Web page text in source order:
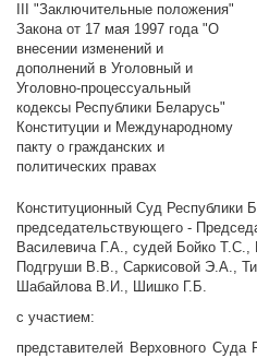
III "Заключительные положения"
Закона от 17 мая 1997 года "О
внесении изменений и
дополнений в Уголовный и
Уголовно-процессуальный
кодексы Республики Беларусь"
Конституции и Международному
пакту о гражданских и
политических правах
Конституционный Суд Республики
председательствующего -
Василевича Г.А., судей Бойко
Подгруши В.В., Саркисовой Э.А.,
Шабайлова В.И., Шишко Г.Б.
с участием:
представителей Верховного Суда